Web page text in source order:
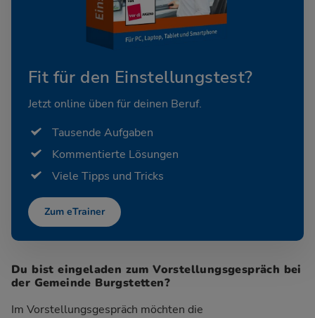
Fit für den Einstellungstest?
Jetzt online üben für deinen Beruf.
Tausende Aufgaben
Kommentierte Lösungen
Viele Tipps und Tricks
Zum eTrainer
Du bist eingeladen zum Vorstellungsgespräch bei
der Gemeinde Burgstetten?
Im Vorstellungsgespräch möchten die